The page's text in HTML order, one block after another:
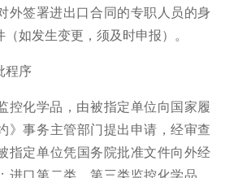
签署进出口合同的专职人员的身
如发生变更，须及时申报）。
序
化学品，由被指定单位向国家履
》事务主管部门提出申请，经审查
指定单位凭国务院批准文件向外经